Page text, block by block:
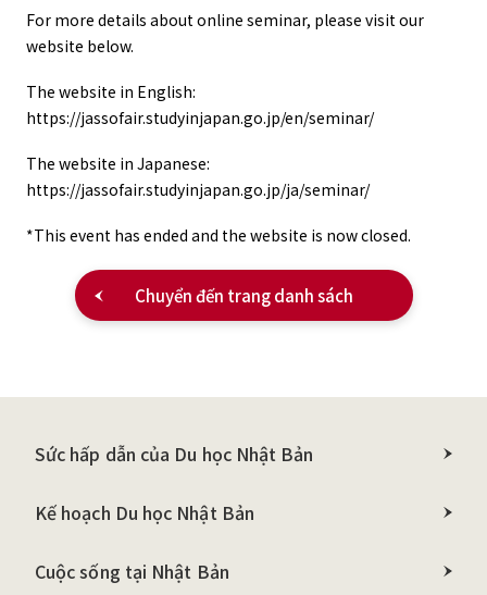
For more details about online seminar, please visit our
website below.
The website in English:
https://jassofair.studyinjapan.go.jp/en/seminar/
The website in Japanese:
https://jassofair.studyinjapan.go.jp/ja/seminar/
*This event has ended and the website is now closed.
Chuyển đến trang danh sách
Sức hấp dẫn của Du học Nhật Bản
Kế hoạch Du học Nhật Bản
Cuộc sống tại Nhật Bản